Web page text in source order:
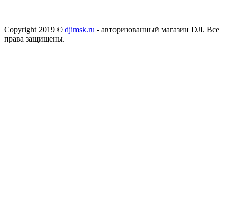
Copyright 2019 © djimsk.ru - авторизованный магазин DJI. Все
права защищены.